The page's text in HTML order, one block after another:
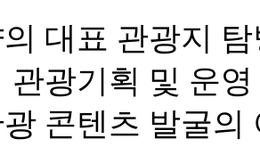
대표 관광지
관광기획 및 운
콘텐츠 발굴